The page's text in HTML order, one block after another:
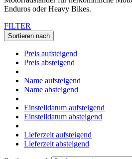
Enduros oder Heavy Bikes.
FILTER
Sortieren nach
Preis aufsteigend
Preis absteigend
Name aufsteigend
Name absteigend
Einstelldatum aufsteigend
Einstelldatum absteigend
Lieferzeit aufsteigend
Lieferzeit absteigend